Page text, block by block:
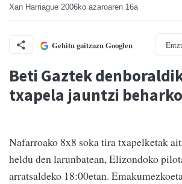
Xan Harriague 2006ko azaroaren 16a
Gehitu gaitzazu Googlen
Beti Gaztek
txapela jauntzi
Nafarroako 8x8 soka tira txapelketak
heldu den larunbatean, Elizondoko
arratsaldeko 18:00etan.